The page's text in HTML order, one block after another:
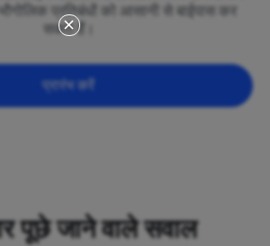
प्रतिबंधों को आसानी से बाईपास कर
सकते हैं।
प्रारंभ करें
पूछे जाने वाले सवाल